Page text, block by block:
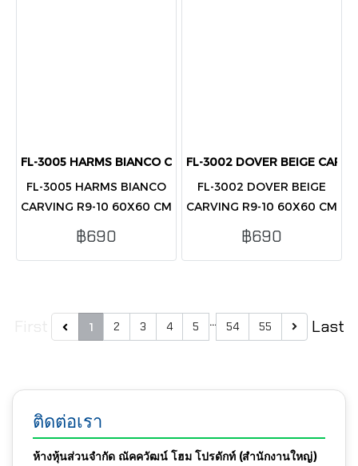
FL-3005 HARMS BIANCO CARVING R9-10 60X60 CM (PK4)
FL-3005 HARMS BIANCO
CARVING R9-10 60X60 CM
(PK4)
฿690
FL-3002 DOVER BEIGE
FL-3002 DOVER BEIGE
CARVING R9-10 60X60 CM
(PK4)
฿690
1 2 3 4 5 … 54 55 Last
ติดต่อเรา
ห้างหุ้นส่วนจำกัด ณัคควัฒน์ โฮม โปรดักท์ (สำนักงานใหญ่)